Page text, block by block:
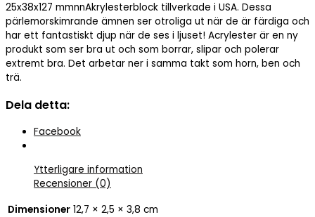
25x38x127 mmnnAkrylesterblock tillverkade i USA. Dessa
pärlemorskimrande ämnen ser otroliga ut när de är färdiga och
har ett fantastiskt djup när de ses i ljuset! Acrylester är en ny
produkt som ser bra ut och som borrar, slipar och polerar
extremt bra. Det arbetar ner i samma takt som horn, ben och
trä.
Dela detta:
Facebook
Ytterligare information
Recensioner (0)
Dimensioner 12,7 × 2,5 × 3,8 cm